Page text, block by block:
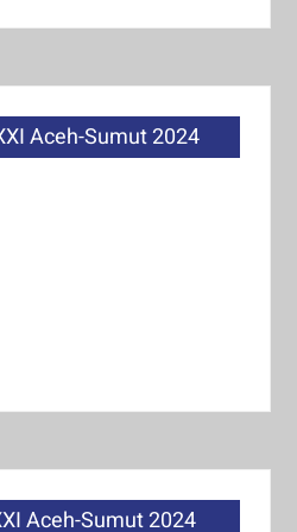
Aceh-Sumut 2024
Aceh-Sumut 2024